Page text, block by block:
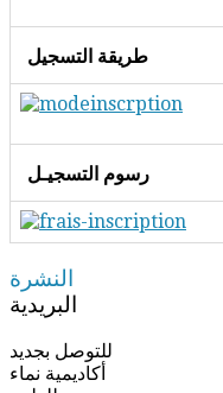
طريقة التسجيل
رسوم التسجيـل
النشرة
البريدية
للتوصل بجديد
أكاديمية نماء